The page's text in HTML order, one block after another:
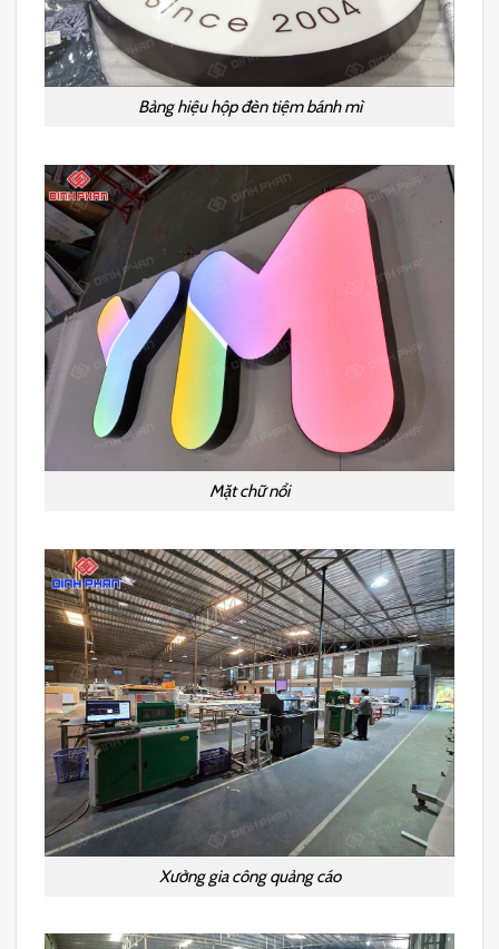
Bảng hiệu hộp đèn tiệm bánh mì
Mặt chữ nổi
Xưởng gia công quảng cáo